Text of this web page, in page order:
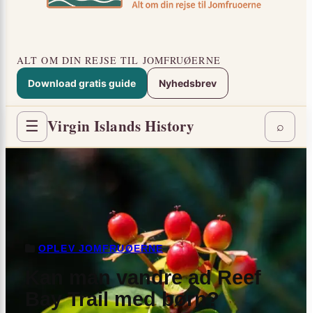
ALT OM DIN REJSE TIL JOMFRUØERNE
Download gratis guide Nyhedsbrev
☰ Virgin Islands History ⌕
OPLEV JOMFRUØERNE
Kan man vandre ad Reef
Bay Trail med børn?